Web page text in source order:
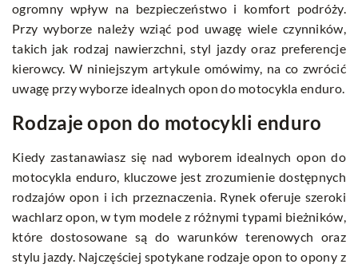
ogromny wpływ na bezpieczeństwo i komfort podróży.
Przy wyborze należy wziąć pod uwagę wiele czynników,
takich jak rodzaj nawierzchni, styl jazdy oraz preferencje
kierowcy. W niniejszym artykule omówimy, na co zwrócić
uwagę przy wyborze idealnych opon do motocykla enduro.
Rodzaje opon do motocykli enduro
Kiedy zastanawiasz się nad wyborem idealnych opon do
motocykla enduro, kluczowe jest zrozumienie dostępnych
rodzajów opon i ich przeznaczenia. Rynek oferuje szeroki
wachlarz opon, w tym modele z różnymi typami bieżników,
które dostosowane są do warunków terenowych oraz
stylu jazdy. Najczęściej spotykane rodzaje opon to opony z